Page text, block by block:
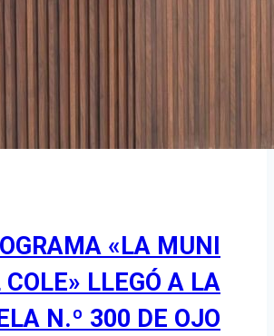
«LA MUNI
LLEGÓ A LA
N.º 300 DE OJO